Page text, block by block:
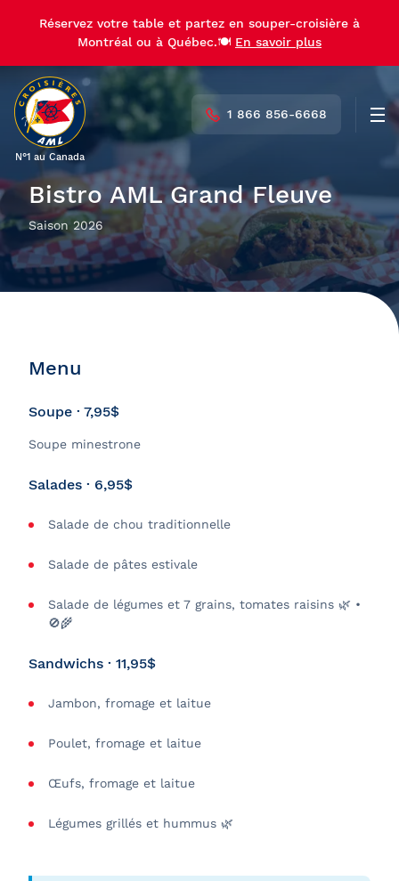
Réservez votre table et partez en souper-croisière à
Montréal ou à Québec.🍽️ En savoir plus
N°1 au Canada
1 866 856-6668
Bistro AML Grand Fleuve
Saison 2026
Menu
Soupe · 7,95$
Soupe minestrone
Salades · 6,95$
Salade de chou traditionnelle
Salade de pâtes estivale
Salade de légumes et 7 grains, tomates raisins 🌿 •
🚫🌾
Sandwichs · 11,95$
Jambon, fromage et laitue
Poulet, fromage et laitue
Œufs, fromage et laitue
Légumes grillés et hummus 🌿